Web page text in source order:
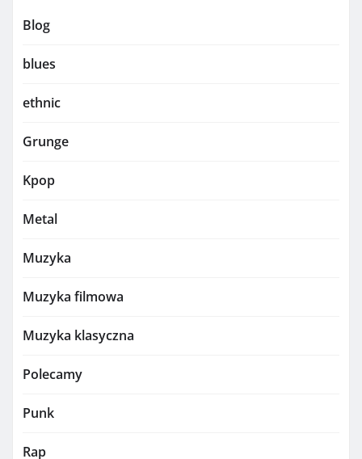
Blog
blues
ethnic
Grunge
Kpop
Metal
Muzyka
Muzyka filmowa
Muzyka klasyczna
Polecamy
Punk
Rap